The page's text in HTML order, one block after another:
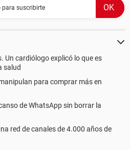
Un cardiólogo explicó lo que es
salud
para comprar más en
de WhatsApp sin borrar la
red de canales de 4.000 años de